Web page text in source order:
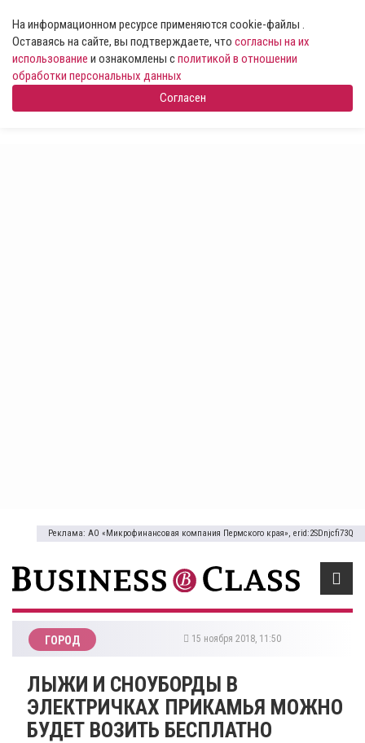
На информационном ресурсе применяются cookie-файлы .
Оставаясь на сайте, вы подтверждаете, что согласны на их
использование и ознакомлены сполитикой в отношении
обработки персональных данных
Согласен
Реклама: АО «Микрофинансовая компания Пермского края», erid:2SDnjcfi73Q
ГОРОД 15 ноября 2018, 11:50
ЛЫЖИ И СНОУБОРДЫ В
ЭЛЕКТРИЧКАХ ПРИКАМЬЯ МОЖНО
БУДЕТ ВОЗИТЬ БЕСПЛАТНО